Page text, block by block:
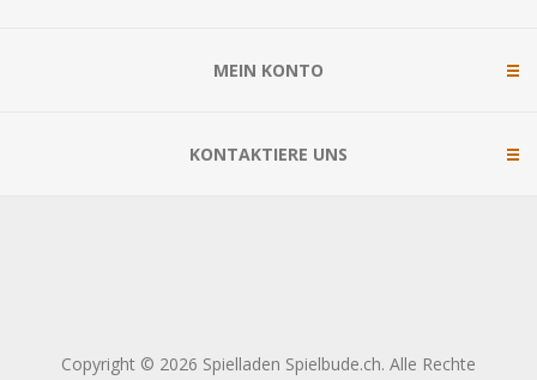
MEIN KONTO
KONTAKTIERE UNS
Copyright © 2026 Spielladen Spielbude.ch. Alle Rechte